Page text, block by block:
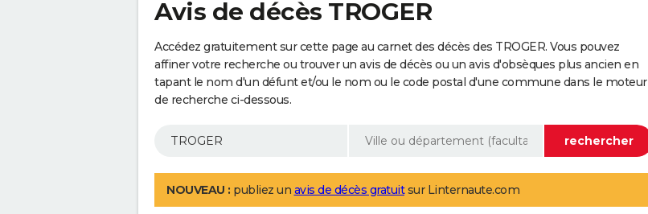
Avis de décès TROGER
Accédez gratuitement sur cette page au carnet des décès des TROGER. Vous pouvez
affiner votre recherche ou trouver un avis de décès ou un avis d'obsèques plus ancien en
tapant le nom d'un défunt et/ou le nom ou le code postal d'une commune dans le moteur
de recherche ci-dessous.
NOUVEAU : publiez un avis de décès gratuitsur Linternaute.com